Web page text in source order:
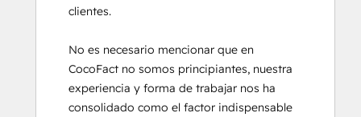
clientes.
No es necesario mencionar que en
CocoFact no somos principiantes, nuestra
experiencia y forma de trabajar nos ha
consolidado como el factor indispensable